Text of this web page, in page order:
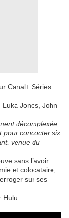
Canal+ Séries
Luka Jones, John
décomplexée,
pour concocter six
venue du
sans l’avoir
et colocataire,
sur ses